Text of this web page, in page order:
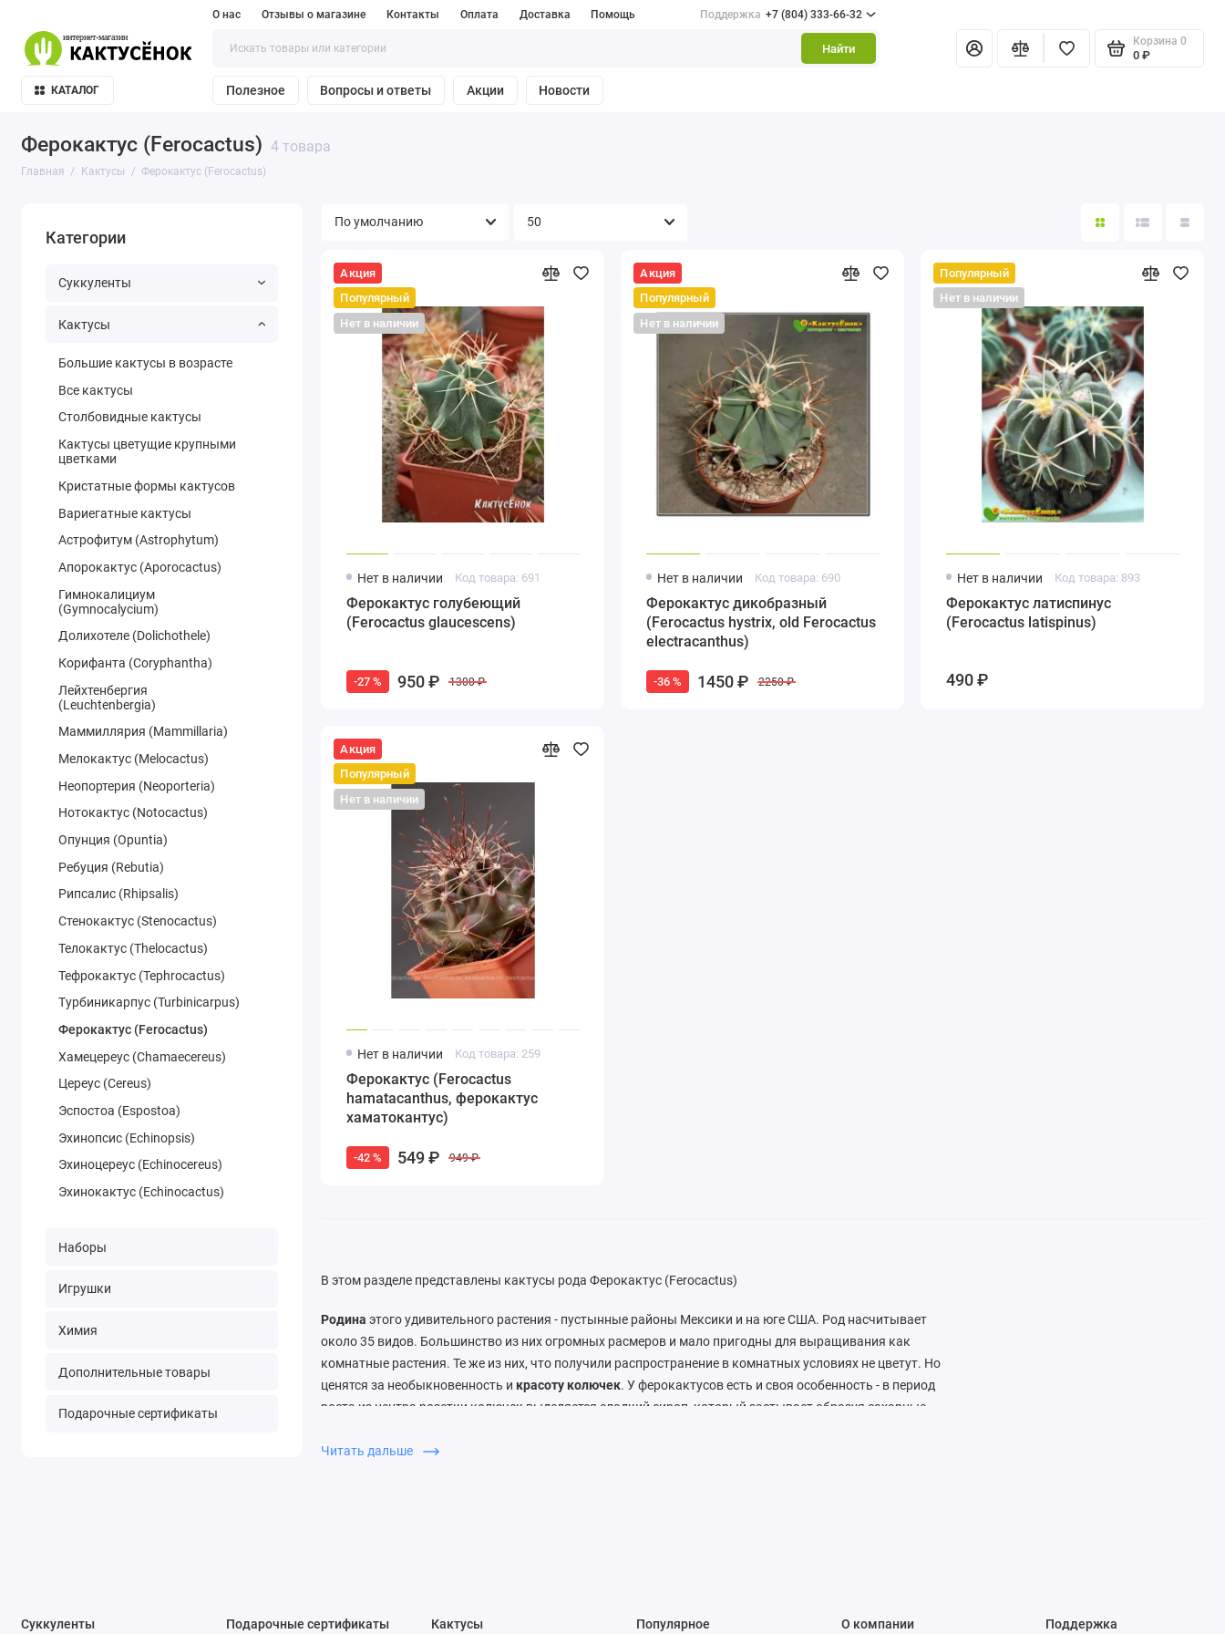
О нас Отзывы о магазине Контакты Оплата Доставка Помощь Поддержка +7 (804) 333-66-32
Найти
Корзина 0
0 ₽
КАТАЛОГ Полезное Вопросы и ответы Акции Новости
Ферокактус (Ferocactus) 4 товара
Главная Кактусы Ферокактус (Ferocactus)
Категории
Суккуленты
Кактусы
Большие кактусы в возрасте
Все кактусы
Столбовидные кактусы
Кактусы цветущие крупными
цветками
Кристатные формы кактусов
Вариегатные кактусы
Астрофитум (Astrophytum)
Апорокактус (Aporocactus)
Гимнокалициум
(Gymnocalycium)
Долихотеле (Dolichothele)
Корифанта (Coryphantha)
Лейхтенбергия
(Leuchtenbergia)
Маммиллярия (Mammillaria)
Мелокактус (Melocactus)
Неопортерия (Neoporteria)
Нотокактус (Notocactus)
Опунция (Opuntia)
Ребуция (Rebutia)
Рипсалис (Rhipsalis)
Стенокактус (Stenocactus)
Телокактус (Thelocactus)
Тефрокактус (Tephrocactus)
Турбиникарпус (Turbinicarpus)
Ферокактус (Ferocactus)
Хамецереуc (Chamaecereus)
Цереус (Cereus)
Эспостоа (Espostoa)
Эхинопсис (Echinopsis)
Эхиноцереус (Echinocereus)
Эхинокактус (Echinocactus)
Наборы
Игрушки
Химия
Дополнительные товары
Подарочные сертификаты
Акция
Популярный
Нет в наличии
Нет в наличии Код товара: 691
Ферокактус голубеющий
(Ferocactus glaucescens)
-27 % 950 ₽ 1300 ₽
Акция
Популярный
Нет в наличии
Нет в наличии Код товара: 690
Ферокактус дикобразный
(Ferocactus hystrix, old Ferocactus
electracanthus)
-36 % 1450 ₽ 2250 ₽
Популярный
Нет в наличии
Нет в наличии Код товара: 893
Ферокактус латиспинус
(Ferocactus latispinus)
490 ₽
Акция
Популярный
Нет в наличии
Нет в наличии Код товара: 259
Ферокактус (Ferocactus
hamatacanthus, ферокактус
хаматокантус)
-42 % 549 ₽ 949 ₽
В этом разделе представлены кактусы рода Ферокактус (Ferocactus)
Родина этого удивительного растения - пустынные районы Мексики и на юге США. Род насчитывает
около 35 видов. Большинство из них огромных расмеров и мало пригодны для выращивания как
комнатные растения. Те же из них, что получили распространение в комнатных условиях не цветут. Но
ценятся за необыкновенность и красоту колючек. У ферокактусов есть и своя особенность - в период
роста из центра розетки колючек выделяется сладкий сироп, который застывает образуя сахарные
содержании.
Читать дальше
Суккуленты Подарочные сертификаты Кактусы Популярное О компании Поддержка